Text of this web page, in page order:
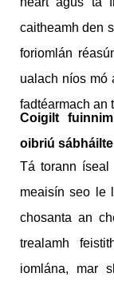
caitheamh den
foriomlán
ualach níos mó
fadtéarmach an
Coigilt
oibriú sábháilte
Tá torann íseal
meaisín seo le
chosanta an
trealamh
iomlána, mar